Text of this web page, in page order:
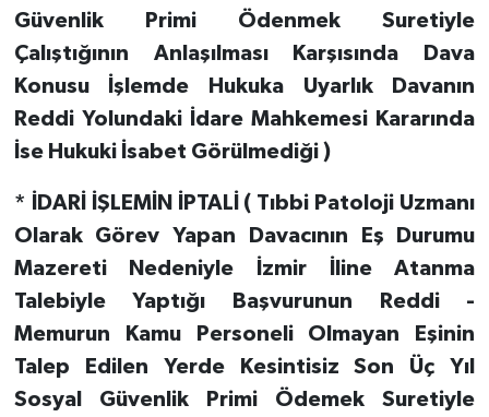
Güvenlik Primi Ödenmek Suretiyle
Çalıştığının Anlaşılması Karşısında Dava
Konusu İşlemde Hukuka Uyarlık Davanın
Reddi Yolundaki İdare Mahkemesi Kararında
İse Hukuki İsabet Görülmediği )
* İDARİ İŞLEMİN İPTALİ ( Tıbbi Patoloji Uzmanı
Olarak Görev Yapan Davacının Eş Durumu
Mazereti Nedeniyle İzmir İline Atanma
Talebiyle Yaptığı Başvurunun Reddi -
Memurun Kamu Personeli Olmayan Eşinin
Talep Edilen Yerde Kesintisiz Son Üç Yıl
Sosyal Güvenlik Primi Ödemek Suretiyle